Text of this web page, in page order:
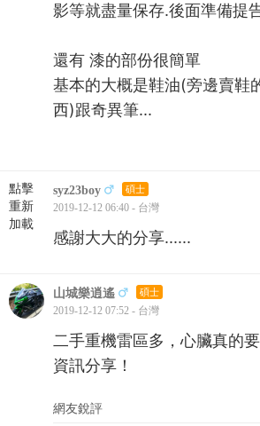
影等就盡量保存.後面準備提
還有 漆的部份很簡單
基本的大概是鞋油(旁邊賣鞋
西)跟奇異筆...
點擊
重新
加載
syz23boy 碩士
2019-12-12 06:40 - 台灣
感謝大大的分享......
山城樂逍遙 碩士
2019-12-12 07:52 - 台灣
二手重機雷區多，心臟真的
資訊分享！
網友銳評